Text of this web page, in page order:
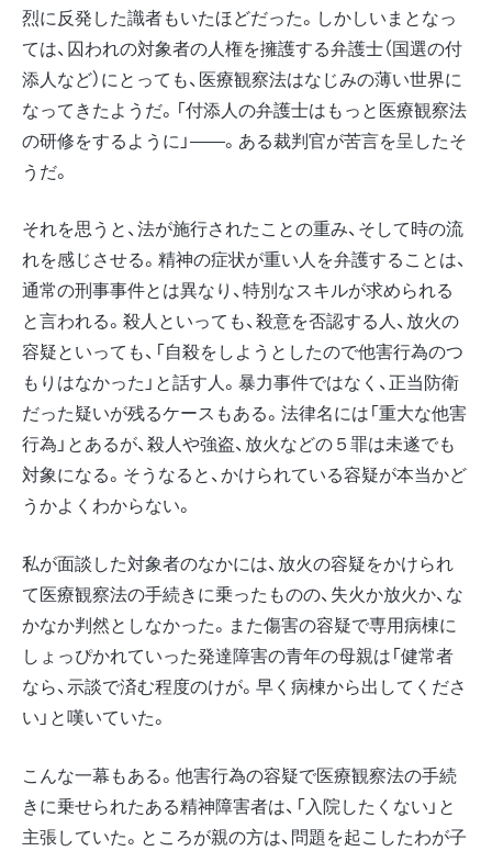
烈に反発した識者もいたほどだった。しかしいまとなっ
ては、囚われの対象者の人権を擁護する弁護士（国選の付
添人など）にとっても、医療観察法はなじみの薄い世界に
なってきたようだ。「付添人の弁護士はもっと医療観察法
の研修をするように」――。ある裁判官が苦言を呈したそ
うだ。
それを思うと、法が施行されたことの重み、そして時の流
れを感じさせる。精神の症状が重い人を弁護することは、
通常の刑事事件とは異なり、特別なスキルが求められる
と言われる。殺人といっても、殺意を否認する人、放火の
容疑といっても、「自殺をしようとしたので他害行為のつ
もりはなかった」と話す人。暴力事件ではなく、正当防衛
だった疑いが残るケースもある。法律名には「重大な他害
行為」とあるが、殺人や強盗、放火などの５罪は未遂でも
対象になる。そうなると、かけられている容疑が本当かど
うかよくわからない。
私が面談した対象者のなかには、放火の容疑をかけられ
て医療観察法の手続きに乗ったものの、失火か放火か、な
かなか判然としなかった。また傷害の容疑で専用病棟に
しょっぴかれていった発達障害の青年の母親は「健常者
なら、示談で済む程度のけが。早く病棟から出してくださ
い」と嘆いていた。
こんな一幕もある。他害行為の容疑で医療観察法の手続
きに乗せられたある精神障害者は、「入院したくない」と
主張していた。ところが親の方は、問題を起こしたわが子